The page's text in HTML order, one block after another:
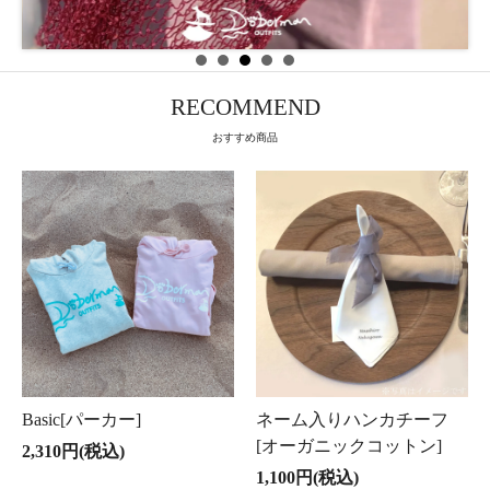
RECOMMEND
おすすめ商品
Basic[パーカー]
2,310円(税込)
ネーム入りハンカチーフ
[オーガニックコットン]
1,100円(税込)